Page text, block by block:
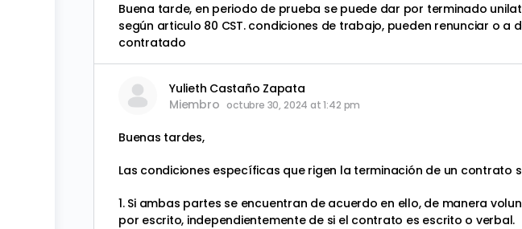
Buena tarde, en periodo de prueba se puede dar por terminado
según articulo 80 CST. condiciones de trabajo, pueden renunciar o
contratado
Yulieth Castaño Zapata
Miembro octubre 30, 2024 at 1:42 pm
Buenas tardes,
Las condiciones específicas que rigen la terminación de un contrato
1. Si ambas partes se encuentran de acuerdo en ello, de manera
por escrito, independientemente de si el contrato es escrito o verbal.